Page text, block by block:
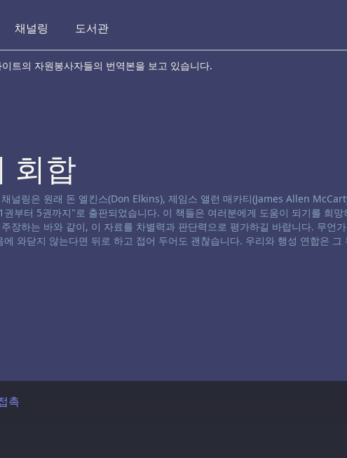
채널링 도서관
트의 자원봉사자들의 번역본을 보고 있습니다.
회합
:널링은 원래 돈 엘킨스(Don Elkins), 제임스 앨런 매카티(James Allen
부터 5권까지"로 출판되었습니다. 이 책들은 여러분에게 도움이 되기를 희
장하는 바와 같이, 이 자료를 차별력과 판단력으로 평가하길 바랍니다. 무언
에 와닫지 않는다면 뒤로 하고 접어 두어도 괜찮습니다. 우리와 행성 연합은
촉